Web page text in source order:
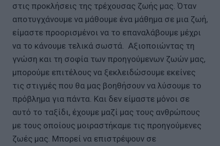
στις προκλήσεις της τρέχουσας ζωής μας. Όταν
αποτυγχάνουμε να μάθουμε ένα μάθημα σε μια ζωή,
είμαστε προορισμένοι να το επαναλάβουμε μέχρι
να το κάνουμε τελικά σωστά. Αξιοποιώντας τη
γνώση και τη σοφία των προηγούμενων ζωών μας,
μπορούμε επιτέλους να ξεκλειδώσουμε εκείνες
τις στιγμές που θα μας βοηθήσουν να λύσουμε το
πρόβλημα για πάντα. Και δεν είμαστε μόνοι σε
αυτό το ταξίδι, έχουμε μαζί μας τους ανθρώπους
με τους οποίους μοιραστήκαμε τις προηγούμενες
ζωές μας. Μπορεί να επιστρέψουν σε